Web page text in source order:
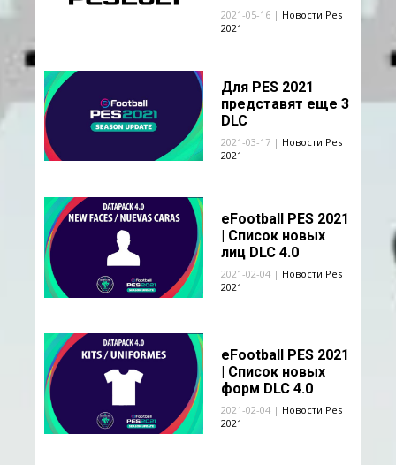
2021-05-16 | Новости Pes
2021
Для PES 2021
представят еще 3
DLC
2021-03-17 | Новости Pes
2021
eFootball PES 2021
| Список новых
лиц DLC 4.0
2021-02-04 | Новости Pes
2021
eFootball PES 2021
| Список новых
форм DLC 4.0
2021-02-04 | Новости Pes
2021